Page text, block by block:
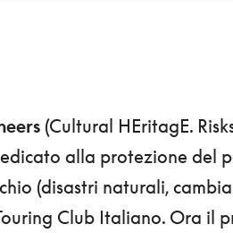
(Cultural HEritagE.
alla protezione del
(disastri naturali,
Club Italiano. Ora il